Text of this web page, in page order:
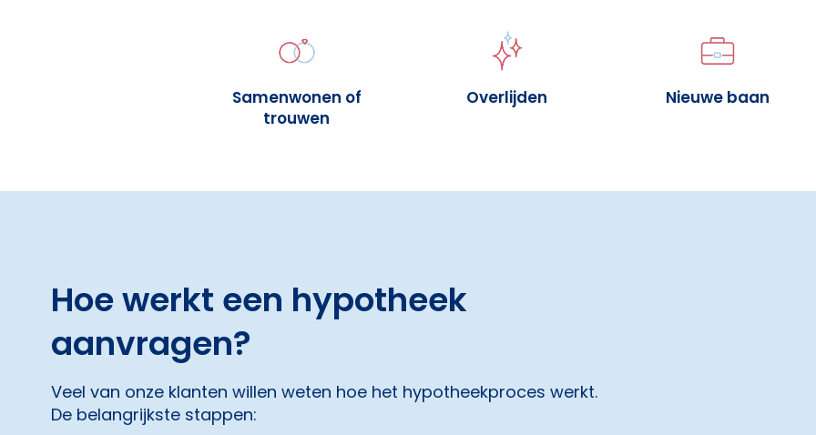
Samenwonen of
trouwen
Overlijden Nieuwe baan
Hoe werkt een hypotheek
aanvragen?
Veel van onze klanten willen weten hoe het hypotheekproces werkt.
De belangrijkste stappen: